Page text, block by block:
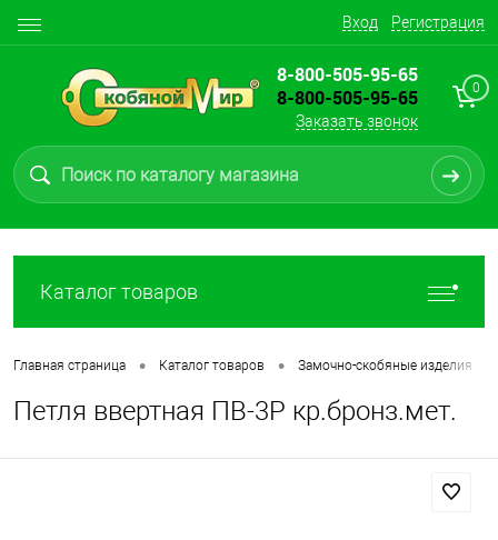
Вход Регистрация
8-800-505-95-65
8-800-505-95-65
Заказать звонок
0
Каталог товаров
Главная страница • Каталог товаров • Замочно-скобяные изделия
Петля ввертная ПВ-3Р кр.бронз.мет.